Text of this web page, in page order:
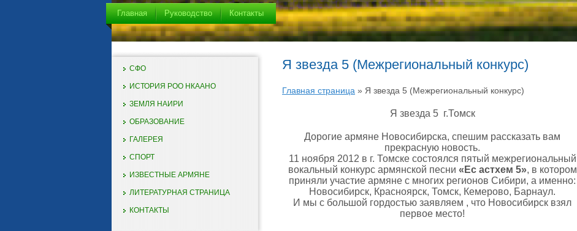
Главная Руководство Контакты
Я звезда 5 (Межрегиональный конкурс)
Главная страница » Я звезда 5 (Межрегиональный конкурс)
Я звезда 5 г.Томск
Дорогие армяне Новосибирска, спешим рассказать вам
прекрасную новость.
11 ноября 2012 в г. Томске состоялся пятый межрегиональный
вокальный конкурс армянской песни «Ес астхем 5», в котором
приняли участие армяне с многих регионов Сибири, а именно:
Новосибирск, Красноярск, Томск, Кемерово, Барнаул.
И мы с большой гордостью заявляем , что Новосибирск взял
первое место!
СФО
ИСТОРИЯ РОО НКААНО
ЗЕМЛЯ НАИРИ
ОБРАЗОВАНИЕ
ГАЛЕРЕЯ
СПОРТ
ИЗВЕСТНЫЕ АРМЯНЕ
ЛИТЕРАТУРНАЯ СТРАНИЦА
КОНТАКТЫ